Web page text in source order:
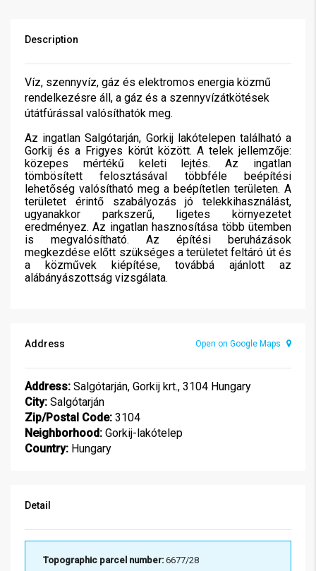
Description
Víz, szennyvíz, gáz és elektromos energia közmű
rendelkezésre áll, a gáz és a szennyvízátkötések
útátfúrással valósíthatók meg.
Az ingatlan Salgótarján, Gorkij lakótelepen található a
Gorkij és a Frigyes körút között. A telek jellemzője:
közepes mértékű keleti lejtés. Az ingatlan
tömbösített felosztásával többféle beépítési
lehetőség valósítható meg a beépítetlen területen. A
területet érintő szabályozás jó telekkihasználást,
ugyanakkor parkszerű, ligetes környezetet
eredményez. Az ingatlan hasznosítása több ütemben
is megvalósítható. Az építési beruházások
megkezdése előtt szükséges a területet feltáró út és
a közművek kiépítése, továbbá ajánlott az
alábányászottság vizsgálata.
Address Open on Google Maps
Address: Salgótarján, Gorkij krt., 3104 Hungary
City: Salgótarján
Zip/Postal Code: 3104
Neighborhood: Gorkij-lakótelep
Country: Hungary
Detail
Topographic parcel number: 6677/28